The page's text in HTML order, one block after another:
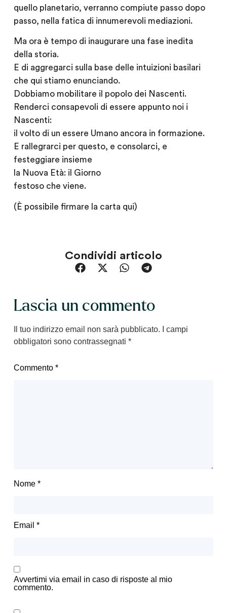
quello planetario, verranno compiute passo dopo
passo, nella fatica di innumerevoli mediazioni.
Ma ora è tempo di inaugurare una fase inedita
della storia.
E di aggregarci sulla base delle intuizioni basilari
che qui stiamo enunciando.
Dobbiamo mobilitare il popolo dei Nascenti.
Renderci consapevoli di essere appunto noi i
Nascenti:
il volto di un essere Umano ancora in formazione.
E rallegrarci per questo, e consolarci, e
festeggiare insieme
la Nuova Età: il Giorno
festoso che viene.
(È possibile firmare la carta qui)
Condividi articolo
Lascia un commento
Il tuo indirizzo email non sarà pubblicato.
I campi
obbligatori sono contrassegnati *
Commento *
Nome *
Email *
Avvertimi via email in caso di risposte al mio
commento.